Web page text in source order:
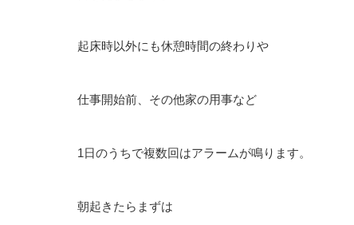
起床時以外にも休憩時間の終わりや
仕事開始前、その他家の用事など
1日のうちで複数回はアラームが鳴ります。
朝起きたらまずは